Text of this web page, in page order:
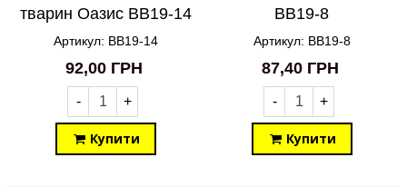
тварин Оазис BB19-14
Артикул: BB19-14
92,00 ГРН
- +
Купити
BB19-8
Артикул: BB19-8
87,40 ГРН
- +
Купити